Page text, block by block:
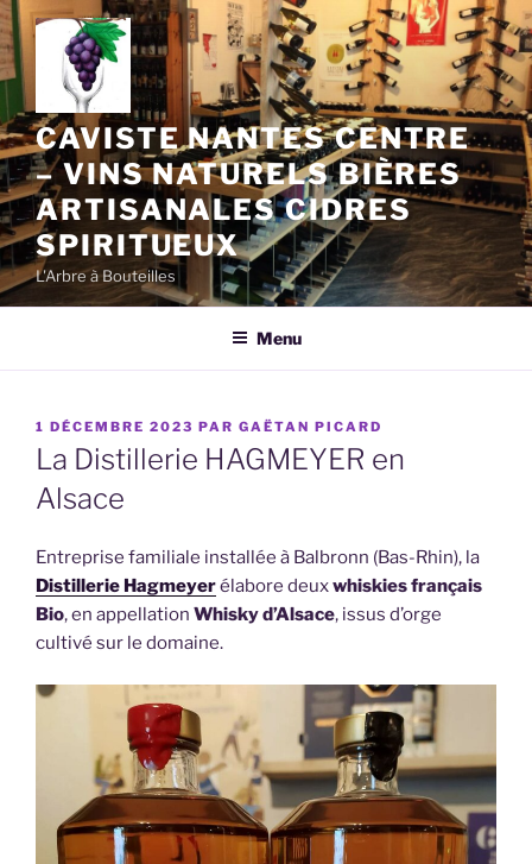
Aller
au
contenu
principal
CAVISTE NANTES CENTRE
– VINS NATURELS BIÈRES
ARTISANALES CIDRES
SPIRITUEUX
L'Arbre à Bouteilles
Menu
PUBLIÉ
LE
1 DÉCEMBRE 2023 PAR GAËTAN PICARD
La Distillerie HAGMEYER en
Alsace
Entreprise familiale installée à Balbronn (Bas-Rhin), la
Distillerie Hagmeyerélabore deuxwhiskies français
Bio, en appellation Whisky d’Alsace, issus d’orge
cultivé sur le domaine.